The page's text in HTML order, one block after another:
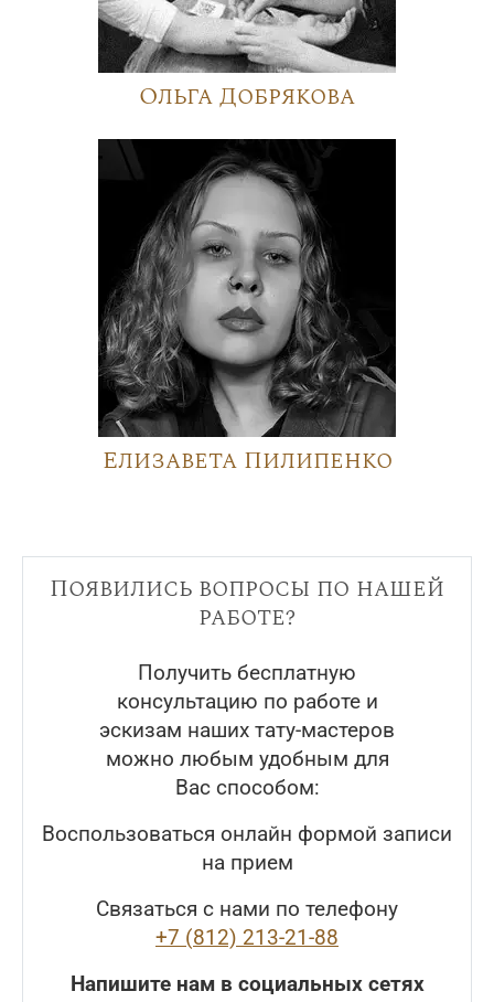
Ольга Добрякова
Елизавета Пилипенко
Появились вопросы по нашей
работе?
Получить бесплатную
консультацию по работе и
эскизам наших тату-мастеров
можно любым удобным для
Вас способом:
Воспользоваться онлайн формой записи
на прием
Связаться с нами по телефону
+7 (812) 213-21-88
Напишите нам в социальных сетях